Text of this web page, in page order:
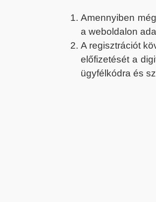
Amennyiben
a weboldalon
A regisztrációt
előfizetését a
ügyfélkódra és